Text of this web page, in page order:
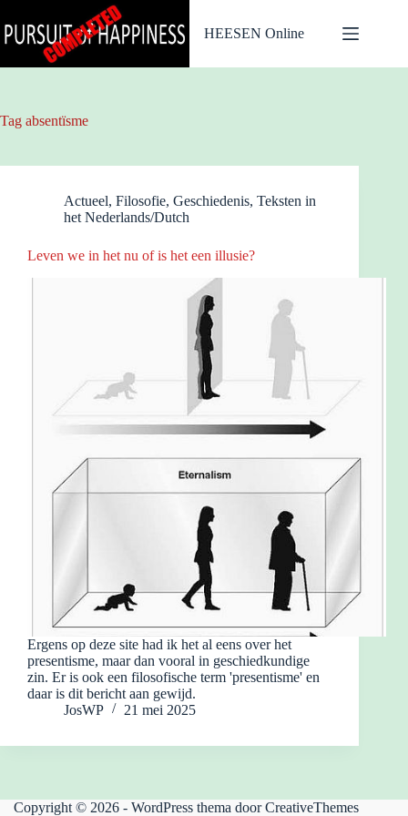
naar
de
HEESEN Online
Tag absentïsme
Actueel, Filosofie, Geschiedenis, Teksten in
het Nederlands/Dutch
Leven we in het nu of is het een illusie?
Ergens op deze site had ik het al eens over het
presentisme, maar dan vooral in geschiedkundige
zin. Er is ook een filosofische term 'presentisme' en
daar is dit bericht aan gewijd.
JosWP
21 mei 2025
Copyright © 2026 - WordPress thema doorCreativeThemes